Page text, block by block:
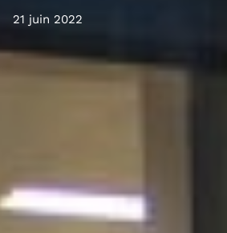
21 juin 2022